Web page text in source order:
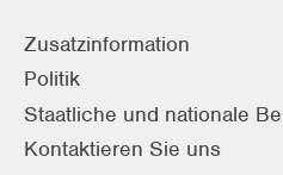
Zusatzinformation
Politik
Staatliche und nationale
Kontaktieren Sie uns